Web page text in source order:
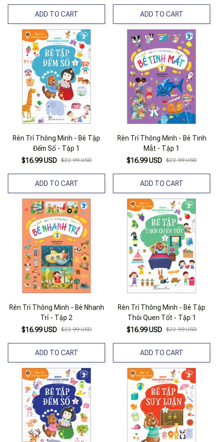
ADD TO CART ADD TO CART
Rèn Trí Thông Minh - Bé Tập
Đếm Số - Tập 1
$16.99 USD $22.99 USD
ADD TO CART
Rèn Trí Thông Minh - Bé Tinh
Mắt - Tập 1
$16.99 USD $22.99 USD
ADD TO CART
Rèn Trí Thông Minh - Bé Nhanh
Trí - Tập 2
$16.99 USD $22.99 USD
ADD TO CART
Rèn Trí Thông Minh - Bé Tập
Thói Quen Tốt - Tập 1
$16.99 USD $22.99 USD
ADD TO CART